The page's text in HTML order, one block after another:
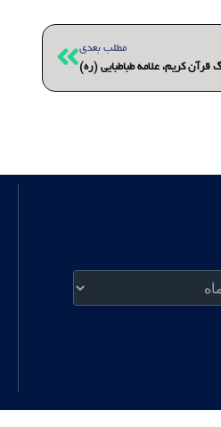
مطلب بعدی
کریم، علامه طباطبايی (ره)
بعدی